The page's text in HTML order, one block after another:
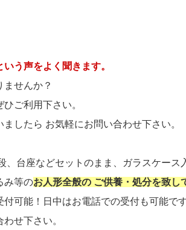
う声をよく聞きます。
せんか？
ご利用下さい。
したら お気軽にお問い合わせ下さい。
台座などセットのまま、ガラスケース
み等のお人形全般の ご供養・処分を致し
可能！日中はお電話での受付も可能で
せ下さい。